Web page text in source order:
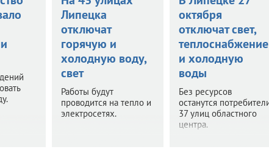
Липецка
отключат
горячую и
холодную воду,
свет
Работы будут
проводится на тепло и
электросетях.
октября
отключат свет,
теплоснабжение
и холодную
воды
Без ресурсов
останутся
37 улиц областного
центра.